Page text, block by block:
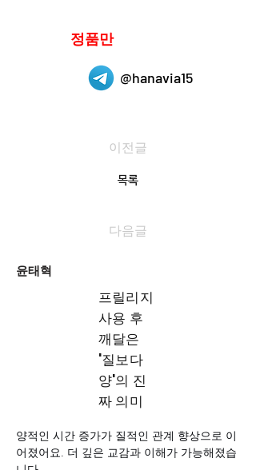
정품만
@hanavia15
이전글
목록
다음글
윤태혁
프릴리지
사용 후
깨달은
'질보다
양'의 진
짜 의미
양적인 시간 증가가 질적인 관계 향상으로 이
어졌어요. 더 깊은 교감과 이해가 가능해졌습